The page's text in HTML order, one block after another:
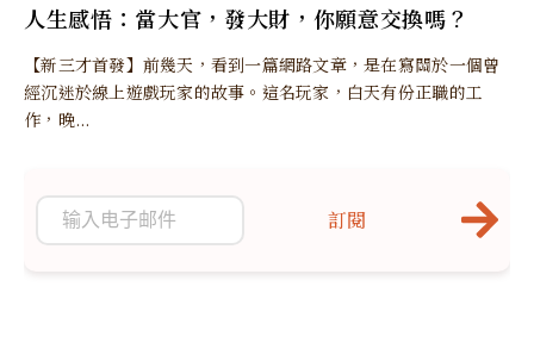
人生感悟：當大官，發大財，你願意交換嗎？
【新三才首發】前幾天，看到一篇網路文章，是在寫關於一個曾
經沉迷於線上遊戲玩家的故事。這名玩家，白天有份正職的工
作，晚...
訂閱